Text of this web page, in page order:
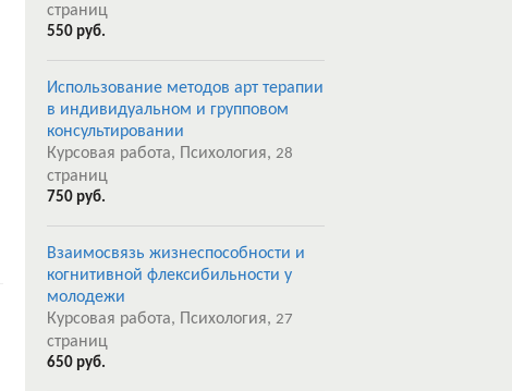
страниц
550 руб.
Использование методов арт терапии
в индивидуальном и групповом
консультировании
Курсовая работа, Психология, 28
страниц
750 руб.
Взаимосвязь жизнеспособности и
когнитивной флексибильности у
молодежи
Курсовая работа, Психология, 27
страниц
650 руб.